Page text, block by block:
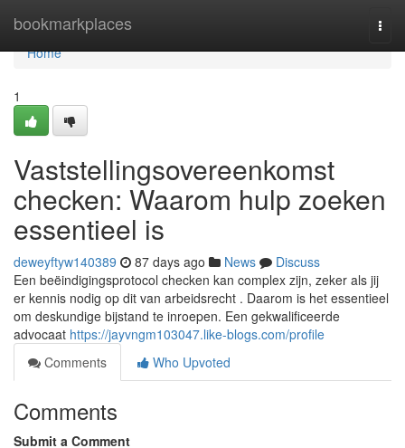
bookmarkplaces
Home
Home
1
Vaststellingsovereenkomst
checken: Waarom hulp zoeken
essentieel is
deweyftyw140389 87 days ago News
Discuss
Een beëindigingsprotocol checken kan complex zijn, zeker als jij
er kennis nodig op dit van arbeidsrecht . Daarom is het essentieel
om deskundige bijstand te inroepen. Een gekwalificeerde
advocaat https://jayvngm103047.like-blogs.com/profile
Comments
Who Upvoted
Comments
Submit a Comment